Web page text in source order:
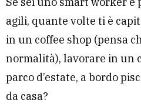
agili, quante volte ti è
in un coffee shop (pensa
normalità), lavorare in un
parco d’estate, a bordo
da casa?